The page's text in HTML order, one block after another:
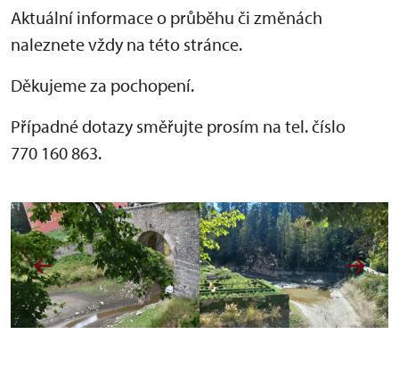
Aktuální informace o průběhu či změnách
naleznete vždy na této stránce.
Děkujeme za pochopení.
Případné dotazy směřujte prosím na tel. číslo
770 160 863.